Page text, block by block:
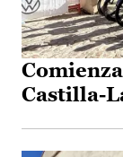
Castilla-